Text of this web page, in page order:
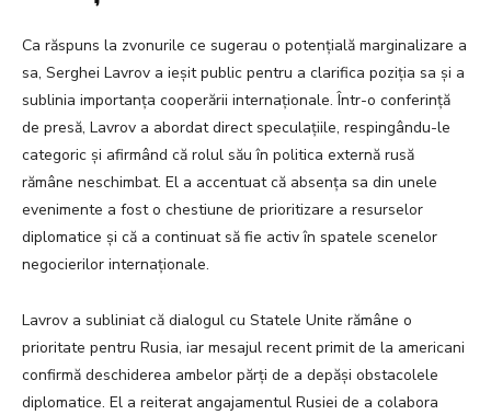
Ca răspuns la zvonurile ce sugerau o potențială marginalizare a
sa, Serghei Lavrov a ieșit public pentru a clarifica poziția sa și a
sublinia importanța cooperării internaționale. Într-o conferință
de presă, Lavrov a abordat direct speculațiile, respingându-le
categoric și afirmând că rolul său în politica externă rusă
rămâne neschimbat. El a accentuat că absența sa din unele
evenimente a fost o chestiune de prioritizare a resurselor
diplomatice și că a continuat să fie activ în spatele scenelor
negocierilor internaționale.
Lavrov a subliniat că dialogul cu Statele Unite rămâne o
prioritate pentru Rusia, iar mesajul recent primit de la americani
confirmă deschiderea ambelor părți de a depăși obstacolele
diplomatice. El a reiterat angajamentul Rusiei de a colabora